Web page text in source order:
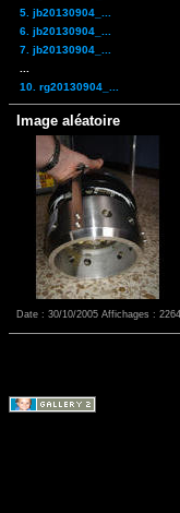
5. jb20130904_...
6. jb20130904_...
7. jb20130904_...
10. rg20130904_...
Image aléatoire
Date : 30/10/2005 Affichages :